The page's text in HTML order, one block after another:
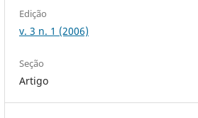
Edição
v. 3 n. 1 (2006)
Seção
Artigo